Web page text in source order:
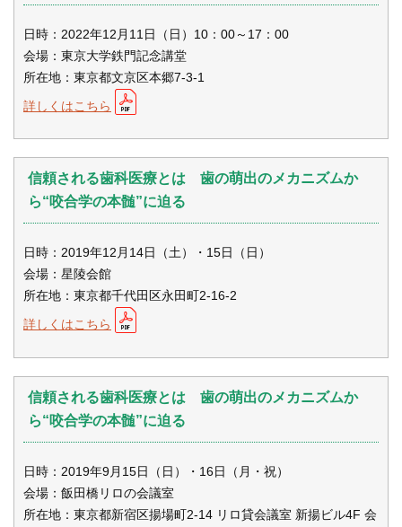
日時：2022年12月11日（日）10：00～17：00
会場：東京大学鉄門記念講堂
所在地：東京都文京区本郷7-3-1
詳しくはこちら
信頼される歯科医療とは 歯の萌出のメカニズムか
ら“咬合学の本髄”に迫る
日時：2019年12月14日（土）・15日（日）
会場：星陵会館
所在地：東京都千代田区永田町2-16-2
詳しくはこちら
信頼される歯科医療とは 歯の萌出のメカニズムか
ら“咬合学の本髄”に迫る
日時：2019年9月15日（日）・16日（月・祝）
会場：飯田橋リロの会議室
所在地：東京都新宿区揚場町2-14 リロ貸会議室 新揚ビル4F 会